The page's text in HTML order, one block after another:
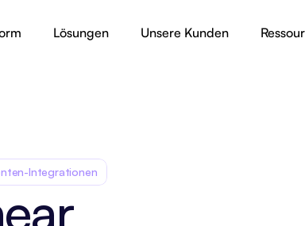
Integrationen
Lösungen Unsere Kunden